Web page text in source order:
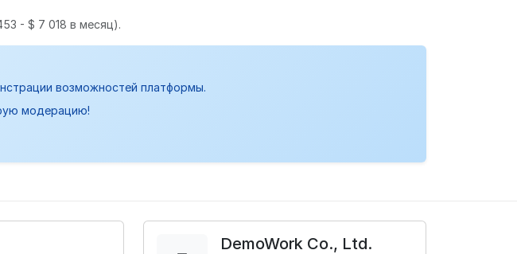
- $ 7 018 в месяц).
возможностей платформы.
модерацию!
DemoWork Co., Ltd.